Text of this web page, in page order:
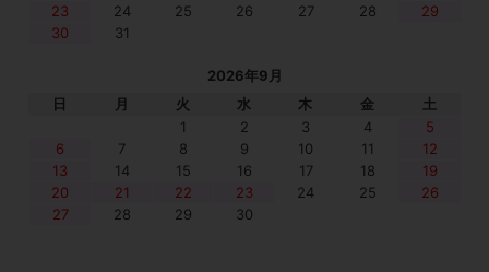
23
24 25 26 27 28
29
30
31
2026年9月
日
月 火 水 木 金
土
1
2 3 4
5
6
7 8 9 10 11
12
13
14 15 16 17 18
19
20
21 22 23 24 25
26
27
28 29 30